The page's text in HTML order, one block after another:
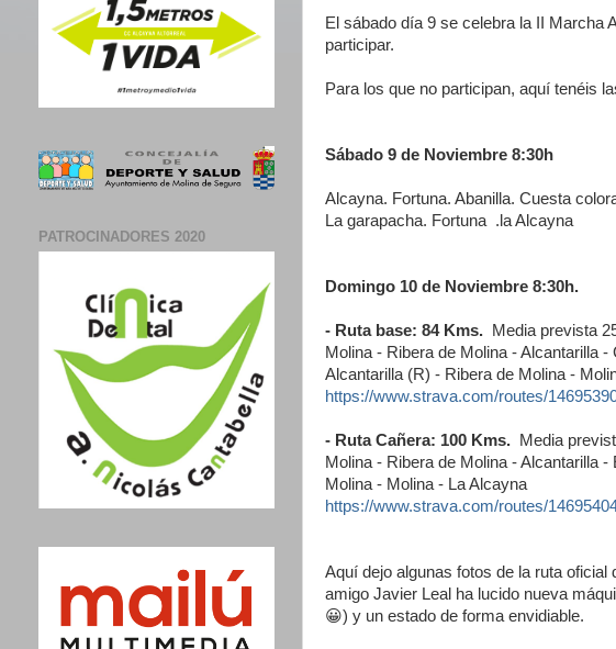
El sábado día 9 se celebra la II Marcha
participar.
Para los que no participan, aquí tenéis
Sábado 9 de Noviembre 8:30h
Alcayna. Fortuna. Abanilla. Cuesta
La garapacha. Fortuna .la Alcayna
Domingo 10 de Noviembre 8:30h.
- Ruta base: 84 Kms. Media prevista
Molina - Ribera de Molina - Alcantarilla
Alcantarilla (R) - Ribera de Molina -
https://www.strava.com/routes/
- Ruta Cañera: 100 Kms.
Media
Molina - Ribera de Molina - Alcantarilla
Molina - Molina - La Alcayna
https://www.strava.com/routes/
Aquí dejo algunas fotos de la ruta
amigo Javier Leal ha lucido nueva
😀) y un estado de forma envidiable.
PATROCINADORES 2020